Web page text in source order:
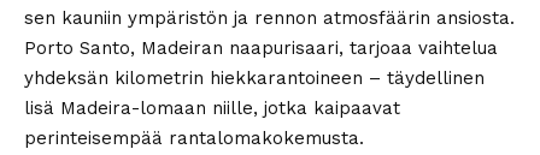
sen kauniin ympäristön ja rennon atmosfäärin ansiosta.
Porto Santo, Madeiran naapurisaari, tarjoaa vaihtelua
yhdeksän kilometrin hiekkarantoineen – täydellinen
lisä Madeira-lomaan niille, jotka kaipaavat
perinteisempää rantalomakokemusta.